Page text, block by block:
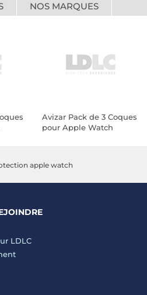
NOS MARQUES
Avizar Pack de 3 Coques
pour Apple Watch
apple watch
LDLC